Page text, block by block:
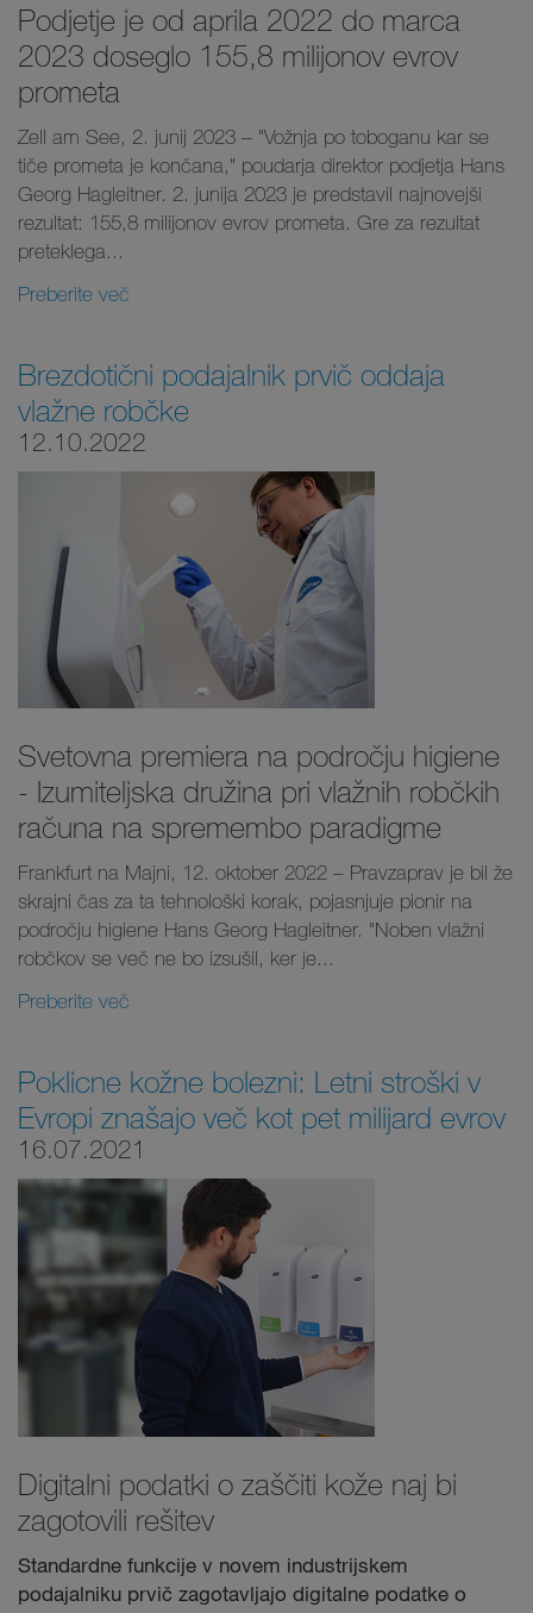
Podjetje je od aprila 2022 do marca
2023 doseglo 155,8 milijonov evrov
prometa
Zell am See, 2. junij 2023 – "Vožnja po toboganu kar se
tiče prometa je končana," poudarja direktor podjetja Hans
Georg Hagleitner. 2. junija 2023 je predstavil najnovejši
rezultat: 155,8 milijonov evrov prometa. Gre za rezultat
preteklega...
Preberite več
Brezdotični podajalnik prvič oddaja
vlažne robčke
12.10.2022
Svetovna premiera na področju higiene
- Izumiteljska družina pri vlažnih robčkih
računa na spremembo paradigme
Frankfurt na Majni, 12. oktober 2022 – Pravzaprav je bil že
skrajni čas za ta tehnološki korak, pojasnjuje pionir na
področju higiene Hans Georg Hagleitner. "Noben vlažni
robčkov se več ne bo izsušil, ker je...
Preberite več
Poklicne kožne bolezni: Letni stroški v
Evropi znašajo več kot pet milijard evrov
16.07.2021
Digitalni podatki o zaščiti kože naj bi
zagotovili rešitev
Standardne funkcije v novem industrijskem
podajalniku prvič zagotavljajo digitalne podatke o